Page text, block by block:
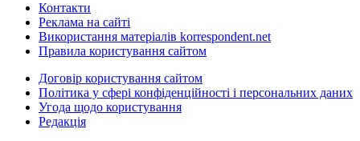
Контакти
Реклама на сайті
Використання матеріалів korrespondent.net
Правила користування сайтом
Договір користування сайтом
Політика у сфері конфіденційності і персональних даних
Угода щодо користування
Редакція